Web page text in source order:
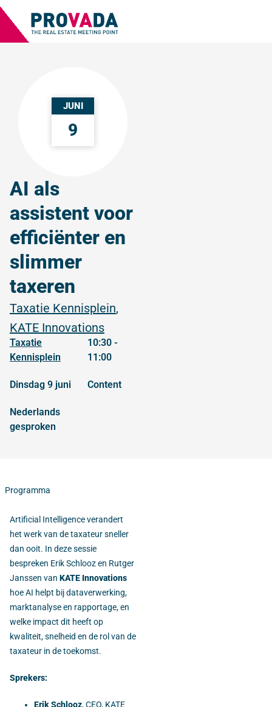
JUNI
9
AI als
assistent voor
efficiënter en
slimmer
taxeren
Taxatie Kennisplein,
KATE Innovations
Taxatie
Kennisplein
10:30 -
11:00
dinsdag 9 juni content
Nederlands
gesproken
Programma
Artificial Intelligence verandert
het werk van de taxateur sneller
dan ooit. In deze sessie
bespreken Erik Schlooz en Rutger
Janssen van KATE Innovations
hoe AI helpt bij dataverwerking,
marktanalyse en rapportage, en
welke impact dit heeft op
kwaliteit, snelheid en de rol van de
taxateur in de toekomst.
Sprekers:
Erik Schlooz, CEO, KATE